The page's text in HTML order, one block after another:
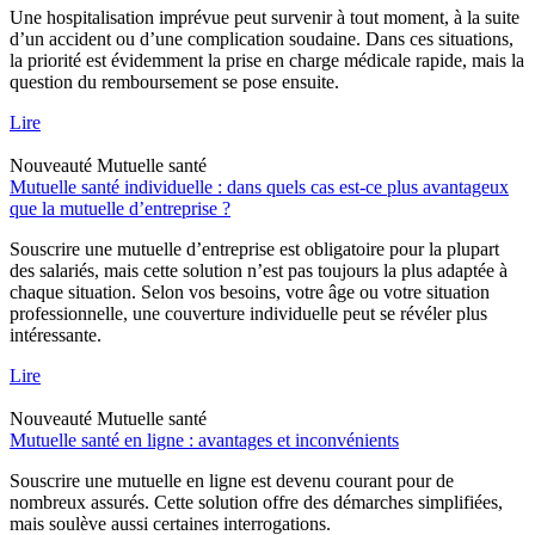
Une hospitalisation imprévue peut survenir à tout moment, à la suite
d’un accident ou d’une complication soudaine. Dans ces situations,
la priorité est évidemment la prise en charge médicale rapide, mais la
question du remboursement se pose ensuite.
Lire
Nouveauté Mutuelle santé
Mutuelle santé individuelle : dans quels cas est-ce plus avantageux
que la mutuelle d’entreprise ?
Souscrire une mutuelle d’entreprise est obligatoire pour la plupart
des salariés, mais cette solution n’est pas toujours la plus adaptée à
chaque situation. Selon vos besoins, votre âge ou votre situation
professionnelle, une couverture individuelle peut se révéler plus
intéressante.
Lire
Nouveauté Mutuelle santé
Mutuelle santé en ligne : avantages et inconvénients
Souscrire une mutuelle en ligne est devenu courant pour de
nombreux assurés. Cette solution offre des démarches simplifiées,
mais soulève aussi certaines interrogations.